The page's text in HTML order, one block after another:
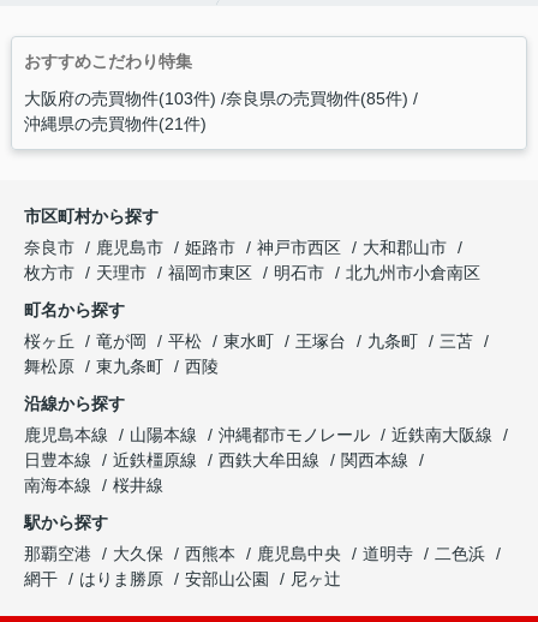
おすすめこだわり特集
大阪府の売買物件(103件) 奈良県の売買物件(85件)
沖縄県の売買物件(21件)
市区町村から探す
奈良市
鹿児島市 姫路市 神戸市西区
大和郡山市
枚方市
天理市 福岡市東区 明石市
北九州市小倉南区
町名から探す
桜ヶ丘
竜が岡 平松 東水町 王塚台 九条町
三苫
舞松原
東九条町
西陵
沿線から探す
鹿児島本線
山陽本線 沖縄都市モノレール
近鉄南大阪線
日豊本線
近鉄橿原線 西鉄大牟田線
関西本線
南海本線
桜井線
駅から探す
那覇空港
大久保 西熊本 鹿児島中央 道明寺
二色浜
網干
はりま勝原 安部山公園 尼ヶ辻